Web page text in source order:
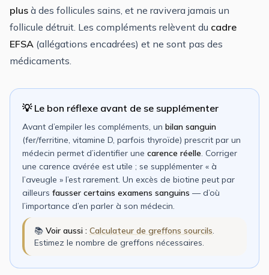
plus à des follicules sains, et ne ravivera jamais un
follicule détruit. Les compléments relèvent du cadre
EFSA (allégations encadrées) et ne sont pas des
médicaments.
💡 Le bon réflexe avant de se supplémenter
Avant d’empiler les compléments, un bilan sanguin
(fer/ferritine, vitamine D, parfois thyroïde) prescrit par un
médecin permet d’identifier une carence réelle. Corriger
une carence avérée est utile ; se supplémenter « à
l’aveugle » l’est rarement. Un excès de biotine peut par
ailleurs fausser certains examens sanguins — d’où
l’importance d’en parler à son médecin.
📚 Voir aussi : Calculateur de greffons sourcils.
Estimez le nombre de greffons nécessaires.